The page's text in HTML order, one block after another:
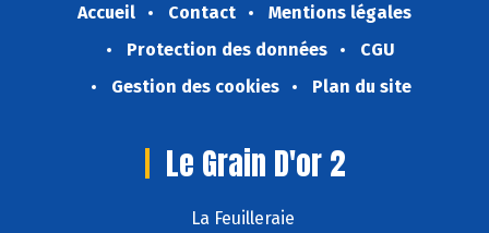
Accueil Contact
Mentions légales
Protection des données
CGU
Gestion des cookies
Plan du site
Le Grain D'or 2
La Feuilleraie